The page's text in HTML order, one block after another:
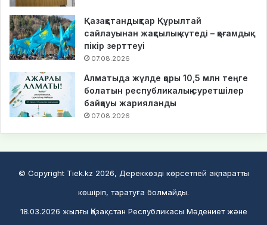
Қазақстандықтар Құрылтай
сайлауынан жақсылық күтеді – қоғамдық
пікір зерттеуі
07.08.2026
Алматыда жүлде қоры 10,5 млн теңге
болатын республикалық суретшілер
байқауы жарияланды
07.08.2026
© Copyright Tiek.kz 2026, Дереккөзді көрсетпей ақпаратты
көшіріп, таратуға болмайды.
18.03.2026 жылғы Қазақстан Республикасы Мәдениет және